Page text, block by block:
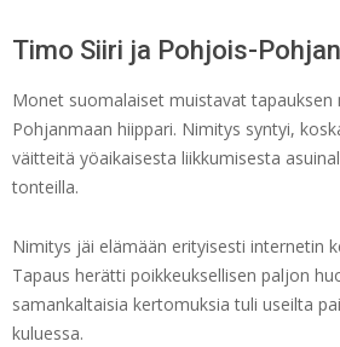
Timo Siiri ja Pohjois-
Monet suomalaiset muistavat tapauksen
Pohjanmaan hiippari. Nimitys syntyi,
väitteitä yöaikaisesta liikkumisesta
tonteilla.
Nimitys jäi elämään erityisesti internetin
Tapaus herätti poikkeuksellisen paljon
samankaltaisia kertomuksia tuli useilta
kuluessa.